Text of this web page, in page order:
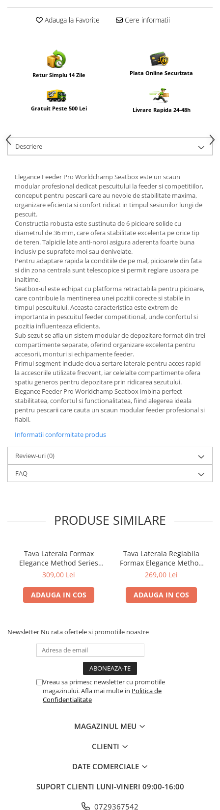
Adauga la Favorite Cere informatii
Retur Simplu 14 Zile Plata Online Securizata
Gratuit Peste 500 Lei Livrare Rapida 24-48h
Descriere
Elegance Feeder Pro Worldchamp Seatbox este un scaun
modular profesional dedicat pescuitului la feeder si competitiilor,
conceput pentru pescarii care au nevoie de stabilitate maxima,
organizare eficienta si confort ridicat in timpul sesiunilor lungi de
pescuit.
Constructia robusta este sustinuta de 6 picioare solide cu
diametrul de 36 mm, care ofera stabilitate excelenta pe orice tip
de teren. Talpicile late anti-noroi asigura aderenta foarte buna
inclusiv pe suprafete moi sau denivelate.
Pentru adaptare rapida la conditiile de pe mal, picioarele din fata
si din zona centrala sunt telescopice si permit reglare usoara pe
inaltime.
Seatbox-ul este echipat cu platforma retractabila pentru picioare,
care contribuie la mentinerea unei pozitii corecte si stabile in
timpul pescuitului. Aceasta caracteristica este extrem de
importanta in pescuitul feeder competitional, unde confortul si
pozitia influenteaza eficienta.
Sub sezut se afla un sistem modular de depozitare format din trei
compartimente separate, oferind organizare excelenta pentru
accesorii, monturi si echipamente feeder.
Primul segment include doua sertare laterale pentru acces rapid
la accesoriile utilizate frecvent, iar celelalte compartimente ofera
spatiu generos pentru depozitare prin ridicarea sezutului.
Elegance Feeder Pro Worldchamp Seatbox imbina perfect
stabilitatea, confortul si functionalitatea, fiind alegerea ideala
pentru pescarii care cauta un scaun modular feeder profesional si
fiabil.
Informatii conformitate produs
Review-uri(0)
FAQ
PRODUSE SIMILARE
Tava Laterala Formax
Elegance Method Series
70x35cm | Formax
309,00 Lei
ADAUGA IN COS
Tava Laterala Reglabila
Formax Elegance Method
Series 50x36cm | Formax
269,00 Lei
ADAUGA IN COS
Newsletter Nu rata ofertele si promotiile noastre
Vreau sa primesc newsletter cu promotiile
magazinului. Afla mai multe in Politica de
Confidentialitate
MAGAZINUL MEU
CLIENTI
DATE COMERCIALE
SUPORT CLIENTI LUNI-VINERI 09:00-16:00
0729367542